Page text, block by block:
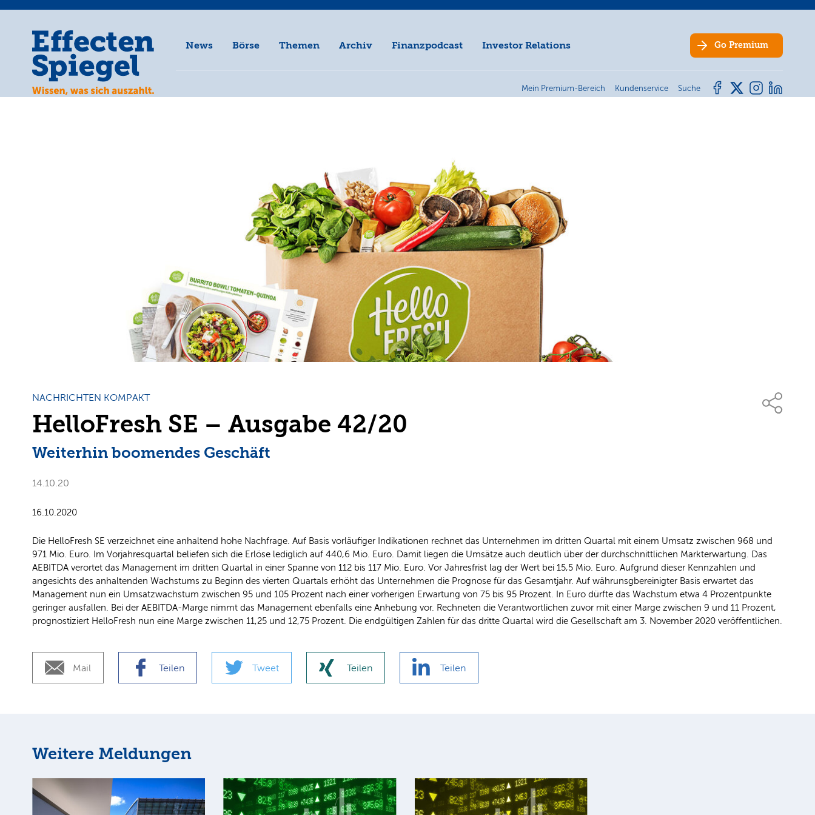
News Börse Themen Archiv Finanzpodcast Investor Relations Go Premium
Mein Premium-Bereich Kundenservice Suche
NACHRICHTEN KOMPAKT
HelloFresh SE – Ausgabe 42/20
Weiterhin boomendes Geschäft
14.10.20
16.10.2020
Die HelloFresh SE verzeichnet eine anhaltend hohe Nachfrage. Auf Basis vorläufiger Indikationen rechnet das Unternehmen im dritten Quartal mit einem Umsatz zwischen 968 und
971 Mio. Euro. Im Vorjahresquartal beliefen sich die Erlöse lediglich auf 440,6 Mio. Euro. Damit liegen die Umsätze auch deutlich über der durchschnittlichen Markterwartung. Das
AEBITDA verortet das Management im dritten Quartal in einer Spanne von 112 bis 117 Mio. Euro. Vor Jahresfrist lag der Wert bei 15,5 Mio. Euro. Aufgrund dieser Kennzahlen und
angesichts des anhaltenden Wachstums zu Beginn des vierten Quartals erhöht das Unternehmen die Prognose für das Gesamtjahr. Auf währunsgbereinigter Basis erwartet das
Management nun ein Umsatzwachstum zwischen 95 und 105 Prozent nach einer vorherigen Erwartung von 75 bis 95 Prozent. In Euro dürfte das Wachstum etwa 4 Prozentpunkte
geringer ausfallen. Bei der AEBITDA-Marge nimmt das Management ebenfalls eine Anhebung vor. Rechneten die Verantwortlichen zuvor mit einer Marge zwischen 9 und 11 Prozent,
prognostiziert HelloFresh nun eine Marge zwischen 11,25 und 12,75 Prozent. Die endgültigen Zahlen für das dritte Quartal wird die Gesellschaft am 3. November 2020 veröffentlichen.
Mail Teilen Tweet Teilen Teilen
Weitere Meldungen